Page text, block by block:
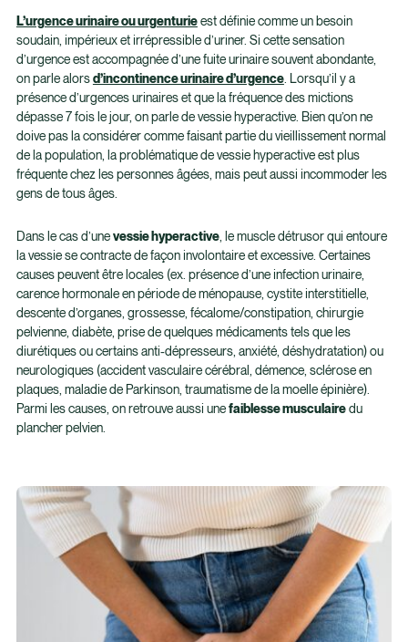
L’urgence urinaire ou urgenturieest définie comme un besoin
soudain, impérieux et irrépressible d’uriner. Si cette sensation
d’urgence est accompagnée d’une fuite urinaire souvent abondante,
on parle alors d’incontinence urinaire d’urgence. Lorsqu’il y a
présence d’urgences urinaires et que la fréquence des mictions
dépasse 7 fois le jour, on parle de vessie hyperactive. Bien qu’on ne
doive pas la considérer comme faisant partie du vieillissement normal
de la population, la problématique de vessie hyperactive est plus
fréquente chez les personnes âgées, mais peut aussi incommoder les
gens de tous âges.
Dans le cas d’une vessie hyperactive, le muscle détrusor qui entoure
la vessie se contracte de façon involontaire et excessive. Certaines
causes peuvent être locales (ex. présence d’une infection urinaire,
carence hormonale en période de ménopause, cystite interstitielle,
descente d’organes, grossesse, fécalome/constipation, chirurgie
pelvienne, diabète, prise de quelques médicaments tels que les
diurétiques ou certains anti-dépresseurs, anxiété, déshydratation) ou
neurologiques (accident vasculaire cérébral, démence, sclérose en
plaques, maladie de Parkinson, traumatisme de la moelle épinière).
Parmi les causes, on retrouve aussi une faiblesse musculairedu
plancher pelvien.